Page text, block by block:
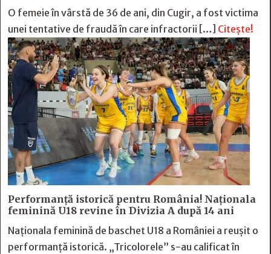
O femeie în vârstă de 36 de ani, din Cugir, a fost victima
unei tentative de fraudă în care infractorii […] Citește!
Performanță istorică pentru România! Naționala
feminină U18 revine în Divizia A după 14 ani
Naționala feminină de baschet U18 a României a reușit o
performanță istorică. „Tricolorele” s-au calificat în